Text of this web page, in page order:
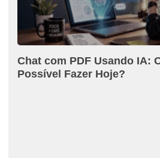
Chat com PDF Usando IA:
Possível Fazer Hoje?